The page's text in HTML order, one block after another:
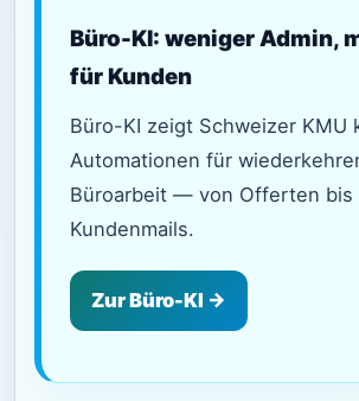
Büro-KI: weniger Admin,
für Kunden
Büro-KI zeigt Schweizer KMU
Automationen für
Büroarbeit — von Offerten bis
Kundenmails.
Zur Büro-KI →